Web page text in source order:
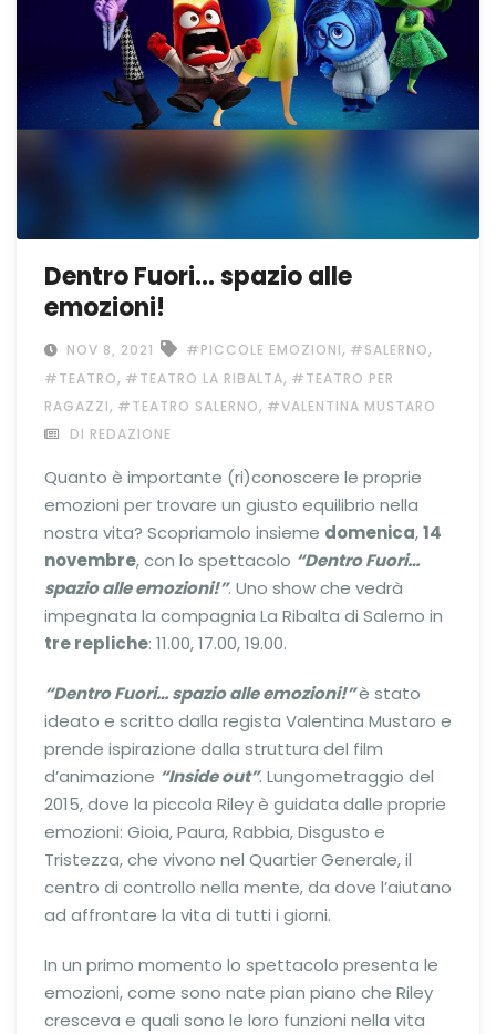
Dentro Fuori… spazio alle
emozioni!
NOV 8, 2021 #PICCOLE EMOZIONI, #SALERNO,
#TEATRO, #TEATRO LA RIBALTA, #TEATRO PER
RAGAZZI, #TEATRO SALERNO, #VALENTINA MUSTARO
DI REDAZIONE
Quanto è importante (ri)conoscere le proprie
emozioni per trovare un giusto equilibrio nella
nostra vita? Scopriamolo insieme domenica,14
novembre, con lo spettacolo “Dentro Fuori…
spazio alle emozioni!”. Uno show che vedrà
impegnata la compagnia La Ribalta di Salerno in
tre repliche: 11.00, 17.00, 19.00.
“Dentro Fuori… spazio alle emozioni!”è stato
ideato e scritto dalla regista Valentina Mustaro e
prende ispirazione dalla struttura del film
d’animazione “Inside out”. Lungometraggio del
2015, dove la piccola Riley è guidata dalle proprie
emozioni: Gioia, Paura, Rabbia, Disgusto e
Tristezza, che vivono nel Quartier Generale, il
centro di controllo nella mente, da dove l’aiutano
ad affrontare la vita di tutti i giorni.
In un primo momento lo spettacolo presenta le
emozioni, come sono nate pian piano che Riley
cresceva e quali sono le loro funzioni nella vita